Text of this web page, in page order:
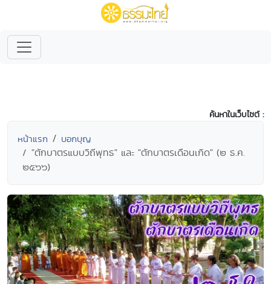
ค้นหาในเว็บไซต์ :
หน้าแรก บอกบุญ
"ตักบาตรแบบวิถีพุทธ" และ "ตักบาตรเดือนเกิด" (๒ ธ.ค.
๒๕๖๖)